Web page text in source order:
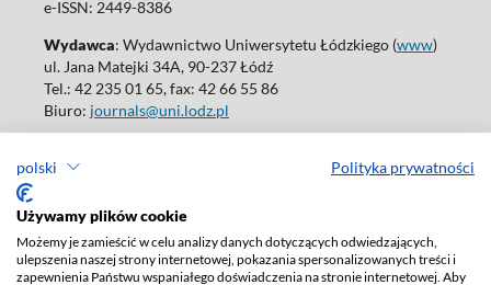
polski Polityka prywatności
Używamy plików cookie
Możemy je zamieścić w celu analizy danych dotyczących odwiedzających,
ulepszenia naszej strony internetowej, pokazania spersonalizowanych treści i
zapewnienia Państwu wspaniałego doświadczenia na stronie internetowej. Aby
e-ISSN: 2449-8386
Wydawca: Wydawnictwo Uniwersytetu Łódzkiego (www)
ul. Jana Matejki 34A, 90-237 Łódź
Tel.: 42 235 01 65, fax: 42 66 55 86
Biuro: journals@uni.lodz.pl
W sprawie prenumeraty wydań papierowych prosimy o kontakt
Deklaracja dostępności